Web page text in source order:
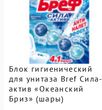
Блок гигиенический
для унитаза Bref Сила-
актив «Океанский
Бриз» (шары)